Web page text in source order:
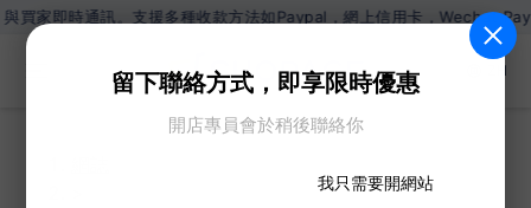
通訊。支援多種收款方法如Paypal，網上信用卡，Wechat Pay，
ZH
留下聯絡方式，即享限時優惠
開店專員會於稍後聯絡你
我只需要開網站